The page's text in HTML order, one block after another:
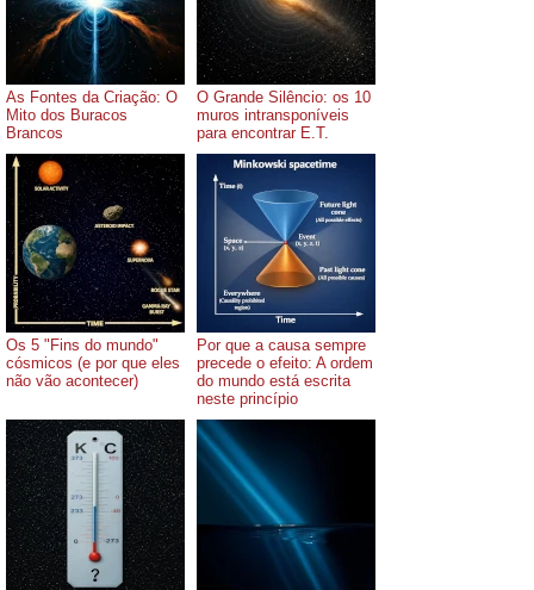
As Fontes da Criação: O
Mito dos Buracos
Brancos
O Grande Silêncio: os 10
muros intransponíveis
para encontrar E.T.
Os 5 "Fins do mundo"
cósmicos (e por que eles
não vão acontecer)
Por que a causa sempre
precede o efeito: A ordem
do mundo está escrita
neste princípio